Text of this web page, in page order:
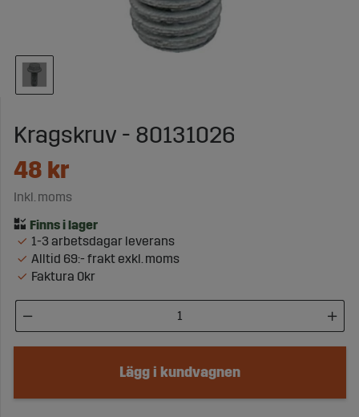
Kragskruv - 80131026
48 kr
Inkl. moms
1-3 arbetsdagar leverans
Alltid 69:- frakt exkl. moms
Faktura 0kr
Lägg i kundvagnen